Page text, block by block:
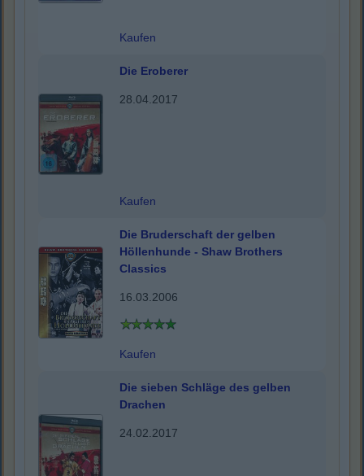
Kaufen
Die Eroberer
28.04.2017
Kaufen
Die Bruderschaft der gelben
Höllenhunde - Shaw Brothers
Classics
16.03.2006
Kaufen
Die sieben Schläge des gelben
Drachen
24.02.2017